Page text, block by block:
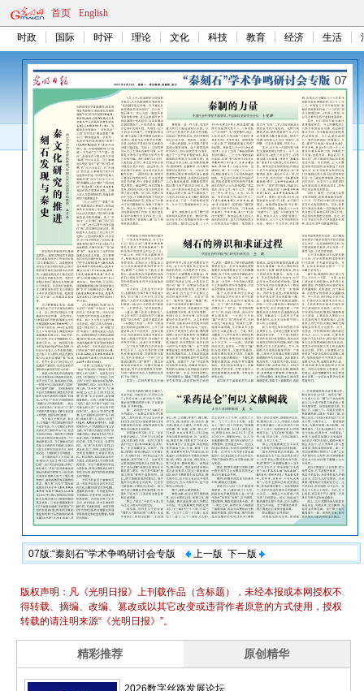
首页 English
时政 国际 时评 理论 文化 科技 教育 经济 生活
07版:“秦刻石”学术争鸣研讨会专版 上一版 下一版